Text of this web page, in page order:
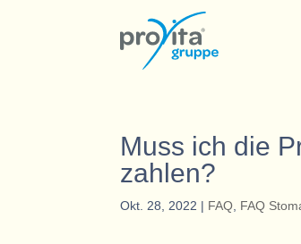
Muss ich die
zahlen?
Okt. 28, 2022 | FAQ FAQ